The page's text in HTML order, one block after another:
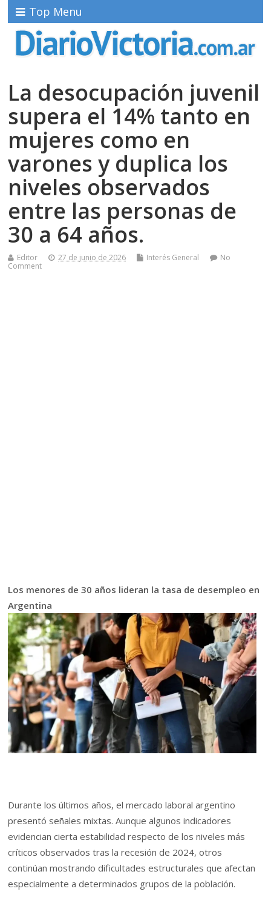
Top Menu
La desocupación juvenil
supera el 14% tanto en
mujeres como en
varones y duplica los
niveles observados
entre las personas de
30 a 64 años.
Editor 27 de junio de 2026 Interés General
No
Comment
Los menores de 30 años lideran la tasa de desempleo en
Argentina
Durante los últimos años, el mercado laboral argentino
presentó señales mixtas. Aunque algunos indicadores
evidencian cierta estabilidad respecto de los niveles más
críticos observados tras la recesión de 2024, otros
continúan mostrando dificultades estructurales que afectan
especialmente a determinados grupos de la población.